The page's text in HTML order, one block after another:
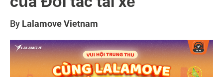
By Lalamove Vietnam